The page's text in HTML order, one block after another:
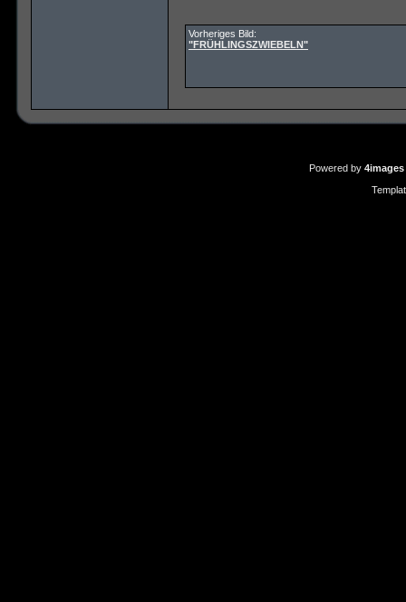
Vorheriges Bild:
"FRÜHLINGSZWIEBELN"
Powered by 4images